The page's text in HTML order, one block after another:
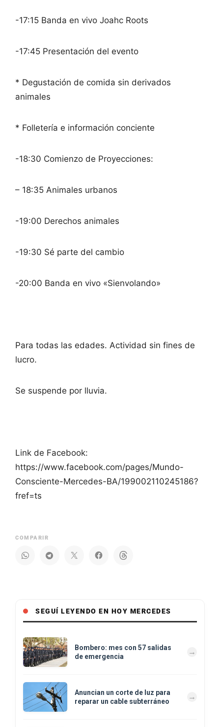
-17:15 Banda en vivo Joahc Roots
-17:45 Presentación del evento
* Degustación de comida sin derivados
animales
* Folletería e información conciente
-18:30 Comienzo de Proyecciones:
– 18:35 Animales urbanos
-19:00 Derechos animales
-19:30 Sé parte del cambio
-20:00 Banda en vivo «Sienvolando»
Para todas las edades. Actividad sin fines de
lucro.
Se suspende por lluvia.
Link de Facebook:
https://www.facebook.com/pages/Mundo-
Consciente-Mercedes-BA/199002110245186?
fref=ts
COMPARIR
SEGUÍ LEYENDO EN HOY MERCEDES
Bombero: mes con 57 salidas
de emergencia
Anuncian un corte de luz para
reparar un cable subterráneo